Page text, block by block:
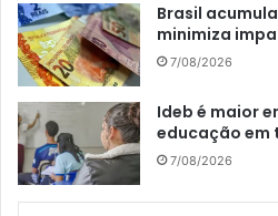
Brasil
minimiza
7/08/2026
Ideb é maior
educação em
7/08/2026